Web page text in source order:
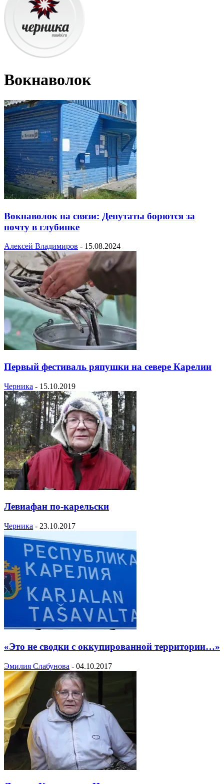
Вокнаволок
Вокнаволок на связи: Депутаты борются за
почту в глубинке
Алексей Владимиров - 15.08.2024
Первый фестиваль ряпушки на севере Карелии
Черника - 15.10.2019
Левиафан по-карельски
Черника - 23.10.2017
«Это не сводки с оккупированной территории…»
Эмилия Слабунова - 04.10.2017